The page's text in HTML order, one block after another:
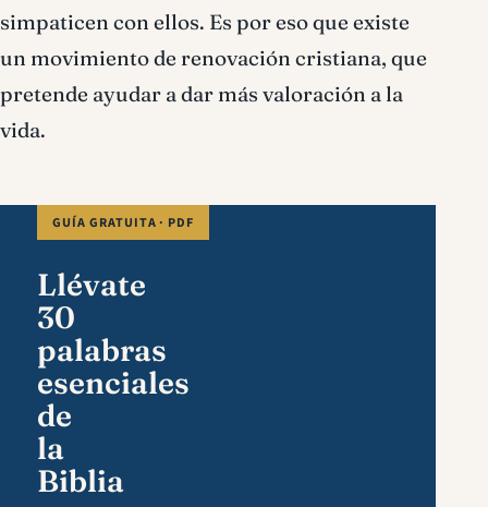
simpaticen con ellos. Es por eso que existe
un movimiento de renovación cristiana, que
pretende ayudar a dar más valoración a la
vida.
GUÍA GRATUITA · PDF
Llévate
30
palabras
esenciales
de
la
Biblia